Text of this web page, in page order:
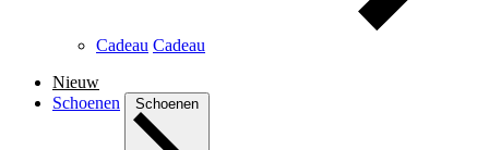
Cadeau Cadeau
Nieuw
Schoenen
Schoenen